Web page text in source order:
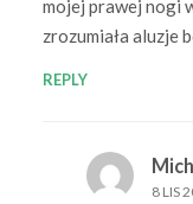
mojej prawej nogi
zrozumiała aluzje
REPLY
8 LIS